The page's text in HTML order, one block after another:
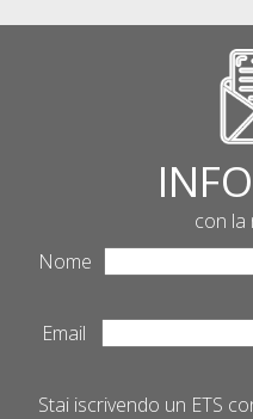
con la
Nome
Email
Stai iscrivendo un ETS